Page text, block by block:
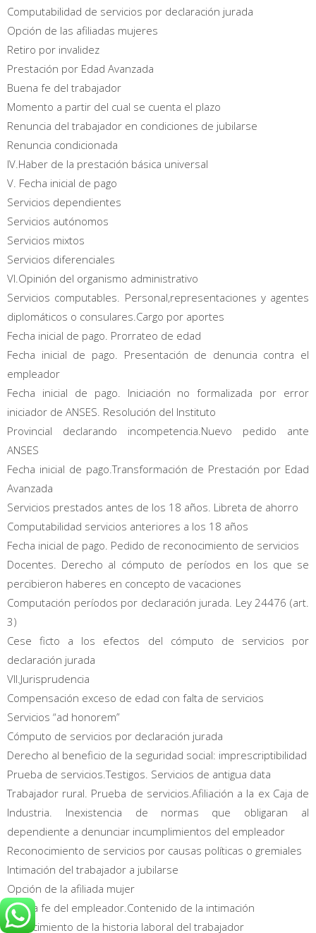
Computabilidad de servicios por declaración jurada
Opción de las afiliadas mujeres
Retiro por invalidez
Prestación por Edad Avanzada
Buena fe del trabajador
Momento a partir del cual se cuenta el plazo
Renuncia del trabajador en condiciones de jubilarse
Renuncia condicionada
IV.Haber de la prestación básica universal
V. Fecha inicial de pago
Servicios dependientes
Servicios autónomos
Servicios mixtos
Servicios diferenciales
VI.Opinión del organismo administrativo
Servicios computables. Personal,representaciones y agentes
diplomáticos o consulares.Cargo por aportes
Fecha inicial de pago. Prorrateo de edad
Fecha inicial de pago. Presentación de denuncia contra el
empleador
Fecha inicial de pago. Iniciación no formalizada por error
iniciador de ANSES. Resolución del Instituto
Provincial declarando incompetencia.Nuevo pedido ante
ANSES
Fecha inicial de pago.Transformación de Prestación por Edad
Avanzada
Servicios prestados antes de los 18 años. Libreta de ahorro
Computabilidad servicios anteriores a los 18 años
Fecha inicial de pago. Pedido de reconocimiento de servicios
Docentes. Derecho al cómputo de períodos en los que se
percibieron haberes en concepto de vacaciones
Computación períodos por declaración jurada. Ley 24476 (art.
3)
Cese ficto a los efectos del cómputo de servicios por
declaración jurada
VII.Jurisprudencia
Compensación exceso de edad con falta de servicios
Servicios “ad honorem”
Cómputo de servicios por declaración jurada
Derecho al beneficio de la seguridad social: imprescriptibilidad
Prueba de servicios.Testigos. Servicios de antigua data
Trabajador rural. Prueba de servicios.Afiliación a la ex Caja de
Industria. Inexistencia de normas que obligaran al
dependiente a denunciar incumplimientos del empleador
Reconocimiento de servicios por causas políticas o gremiales
Intimación del trabajador a jubilarse
Opción de la afiliada mujer
Buena fe del empleador.Contenido de la intimación
Conocimiento de la historia laboral del trabajador